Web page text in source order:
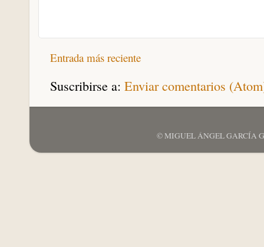
Entrada más reciente
Suscribirse a: Enviar comentarios
© MIGUEL ÁNGEL GARCÍA